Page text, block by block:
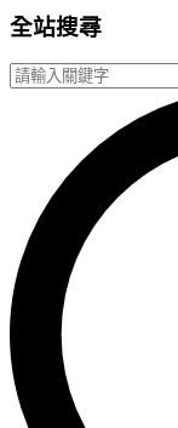
全站搜尋